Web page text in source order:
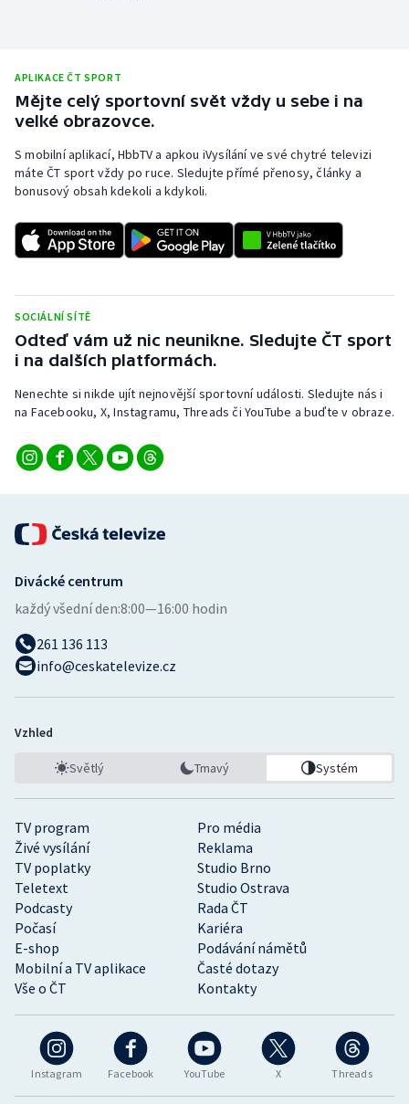
Ragby
Rychlobruslení
Rychlostní kanoistika
Sportovní střelba
Stolní tenis
Triatlon
Veslování
Volejbal
APLIKACE ČT SPORT
Mějte celý sportovní svět vždy u sebe i na
velké obrazovce.
S mobilní aplikací, HbbTV a apkou iVysílání ve své chytré televizi
máte ČT sport vždy po ruce. Sledujte přímé přenosy, články a
bonusový obsah kdekoli a kdykoli.
SOCIÁLNÍ SÍTĚ
Odteď vám už nic neunikne. Sledujte ČT sport
i na dalších platformách.
Nenechte si nikde ujít nejnovější sportovní události. Sledujte nás i
na Facebooku, X, Instagramu, Threads či YouTube a buďte v obraze.
Instagram Facebook YouTube X Threads
TV program
Pro média
Živé vysílání
Reklama
TV poplatky
Studio Brno
Teletext
Studio Ostrava
Podcasty
Rada ČT
Počasí
Kariéra
E-shop
Podávání námětů
Mobilní a TV aplikace
Časté dotazy
Vše o ČT
Kontakty
Divácké centrum
každý všední den:8:00—16:00 hodin
261 136 113
info@ceskatelevize.cz
Vzhled
Světlý Tmavý Systém